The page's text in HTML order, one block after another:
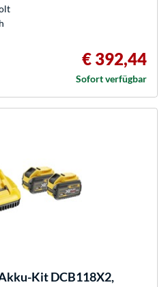
€ 392,44
Sofort verfügbar
Kit DCB118X2,